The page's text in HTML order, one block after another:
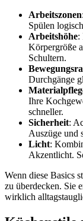
Arbeitszonen
Spülen
Arbeitshöhe:
Körpergröße
Schultern.
Durchgänge
Ihre
schneller.
Sicherheit:
Auszüge und
Licht:
Akzentlicht.
Wenn diese Basics
zu überdecken. Sie
wirklich